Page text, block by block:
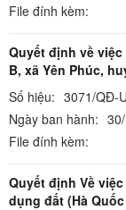
File đính kèm:
Quyết định về
B, xã Yên Phúc,
Số hiệu: 3071/QĐ-
Ngày ban hành:
File đính kèm:
Quyết định Về
dụng đất (Hà